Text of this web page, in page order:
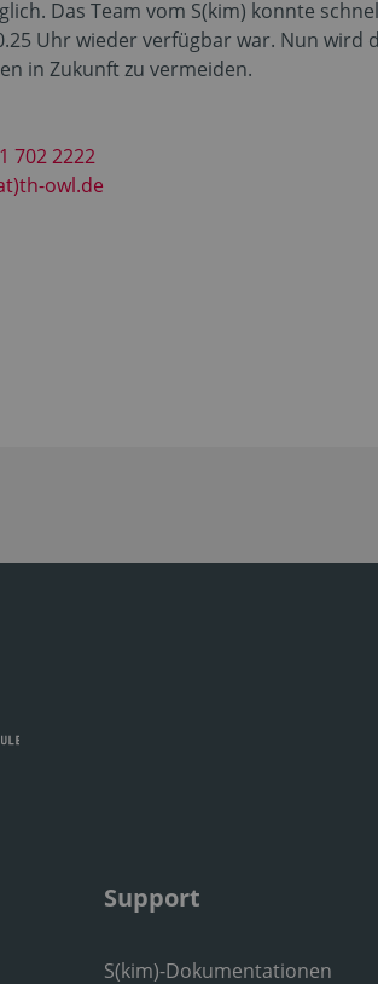
Das Team vom S(kim) konnte
Uhr wieder verfügbar war. Nun wird
in Zukunft zu vermeiden.
702 2222
owl.de
Support
S(kim)-Dokumentationen